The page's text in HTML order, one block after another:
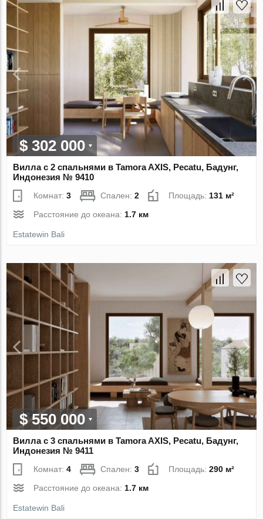
$ 302 000
Вилла с 2 спальнями в Tamora AХIS, Pecatu, Бадунг,
Индонезия № 9410
Комнат:3 Спален:2 Площадь:131 м²
Расстояние до океана:1.7 км
Estatewin Bali
$ 550 000
Вилла с 3 спальнями в Tamora AХIS, Pecatu, Бадунг,
Индонезия № 9411
Комнат:4 Спален:3 Площадь:290 м²
Расстояние до океана: 1.7 км
Estatewin Bali